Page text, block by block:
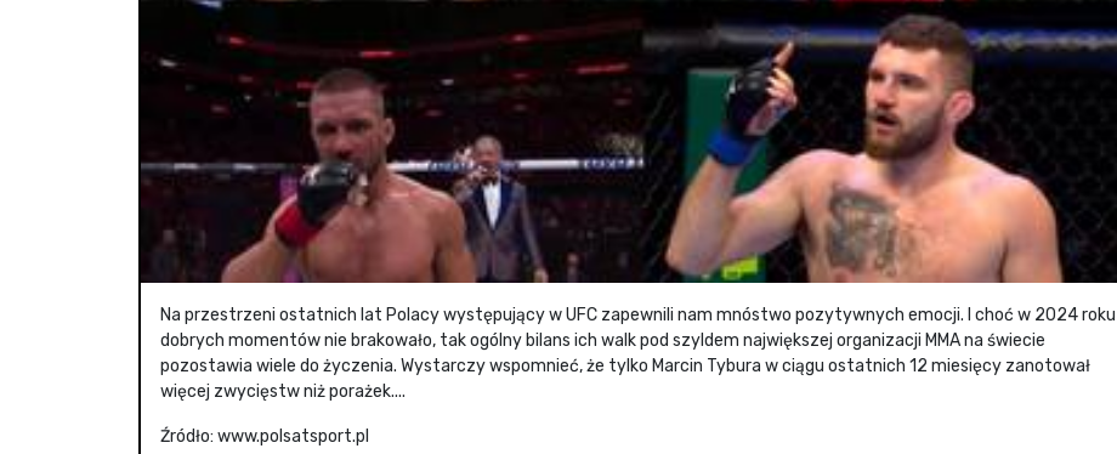
Na przestrzeni ostatnich lat Polacy występujący w UFC zapewnili nam mnóstwo pozytywnych emocji. I choć w 2024 roku
dobrych momentów nie brakowało, tak ogólny bilans ich walk pod szyldem największej organizacji MMA na świecie
pozostawia wiele do życzenia. Wystarczy wspomnieć, że tylko Marcin Tybura w ciągu ostatnich 12 miesięcy zanotował
więcej zwycięstw niż porażek....
Źródło: www.polsatsport.pl